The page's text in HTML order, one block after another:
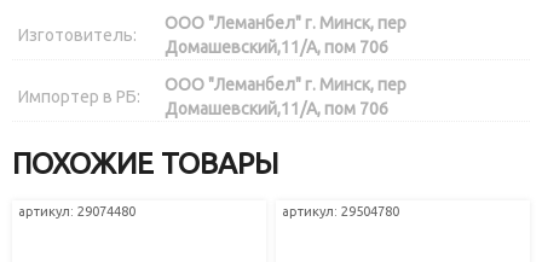
Изготовитель:
ООО "Леманбел" г. Минск, пер
Домашевский,11/А, пом 706
Импортер в РБ:
ООО "Леманбел" г. Минск, пер
Домашевский,11/А, пом 706
ПОХОЖИЕ ТОВАРЫ
артикул: 29074480 артикул: 29504780